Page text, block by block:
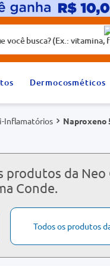
vitamina, fralda)
Dermocosméticos
Inflamatórios Naproxeno
produtos da Neo
Conde.
Todos os produtos
2º
6º